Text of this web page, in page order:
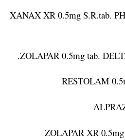
XANAX XR 0.5mg S.R.tab.
ZOLAPAR 0.5mg tab.
RESTOLAM
ZOLAPAR XR